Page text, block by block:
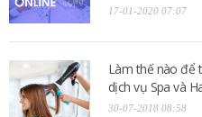
17-01-2020 07:07
Làm thế nào để
dịch vụ Spa và
30-07-2018 08:58